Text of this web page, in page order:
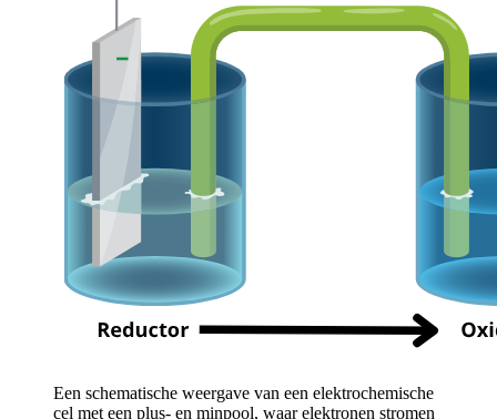
Een schematische weergave van een elektrochemische
cel met een plus- en minpool, waar elektronen stromen